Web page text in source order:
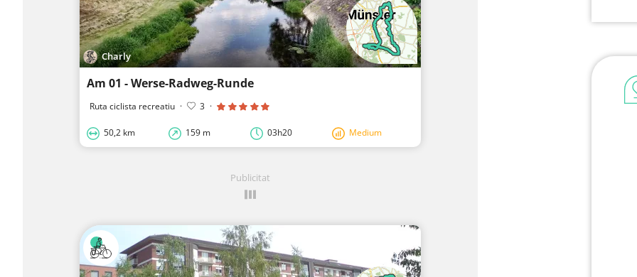
Charly
Am 01 - Werse-Radweg-Runde
Ruta ciclista recreatiu · 3 ·
50,2 km 159 m 03h20 Medium
Publicitat